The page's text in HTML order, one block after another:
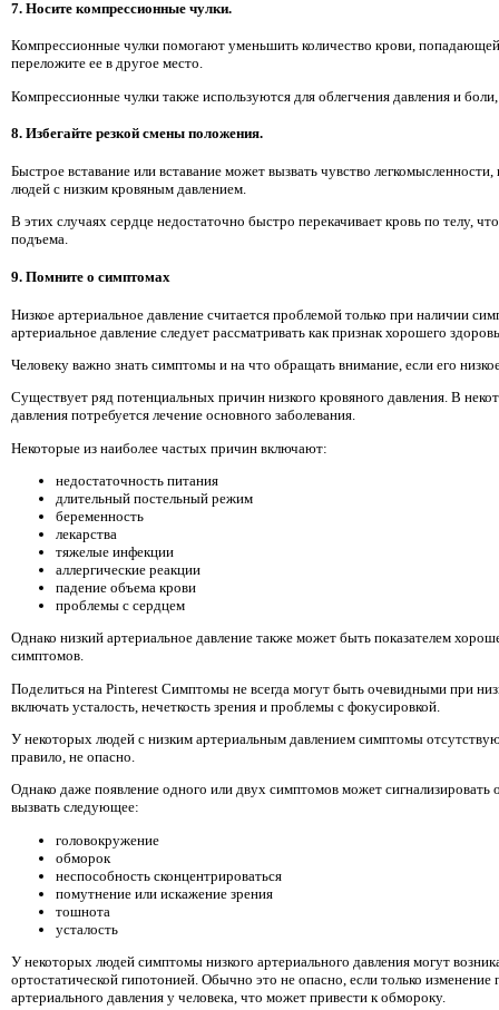
7. Носите компрессионные чулки.
Компрессионные чулки помогают уменьшить количество крови,
переложите ее в другое место.
Компрессионные чулки также используются для облегчения давления и
8. Избегайте резкой смены положения.
Быстрое вставание или вставание может вызвать чувство
людей с низким кровяным давлением.
В этих случаях сердце недостаточно быстро перекачивает кровь по телу,
подъема.
9. Помните о симптомах
Низкое артериальное давление считается проблемой только при наличии
артериальное давление следует рассматривать как признак хорошего
Человеку важно знать симптомы и на что обращать внимание, если его
Существует ряд потенциальных причин низкого кровяного давления. В
давления потребуется лечение основного заболевания.
Некоторые из наиболее частых причин включают:
недостаточность питания
длительный постельный режим
беременность
лекарства
тяжелые инфекции
аллергические реакции
падение объема крови
проблемы с сердцем
Однако низкий артериальное давление также может быть показателем
симптомов.
Поделиться на Pinterest Симптомы не всегда могут быть очевидными при
включать усталость, нечеткость зрения и проблемы с фокусировкой.
У некоторых людей с низким артериальным давлением симптомы
правило, не опасно.
Однако даже появление одного или двух симптомов может сигнализировать
вызвать следующее:
головокружение
обморок
неспособность сконцентрироваться
помутнение или искажение зрения
тошнота
усталость
У некоторых людей симптомы низкого артериального давления могут
ортостатической гипотонией. Обычно это не опасно, если только
артериального давления у человека, что может привести к обмороку.